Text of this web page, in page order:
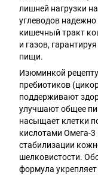
лишней нагрузки
углеводов
кишечный тракт
и газов,
пищи.
Изюминкой
пребиотиков
поддерживают
улучшают общее
насыщает клетки
кислотами Омега-
стабилизации
шелковистости.
формула